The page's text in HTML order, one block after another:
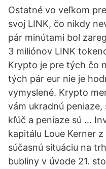
Ostatné vo veľkom
svoj LINK, čo nikdy
pár minútami bol
3 miliónov LINK
Krypto je pre tých čo
tých pár eur nie je
vymyslené. Krypto
vám ukradnú
kľúč a peniaze sú …
kapitálu Loue Kerner
súčasnú situáciu na
bubliny v úvode 21.